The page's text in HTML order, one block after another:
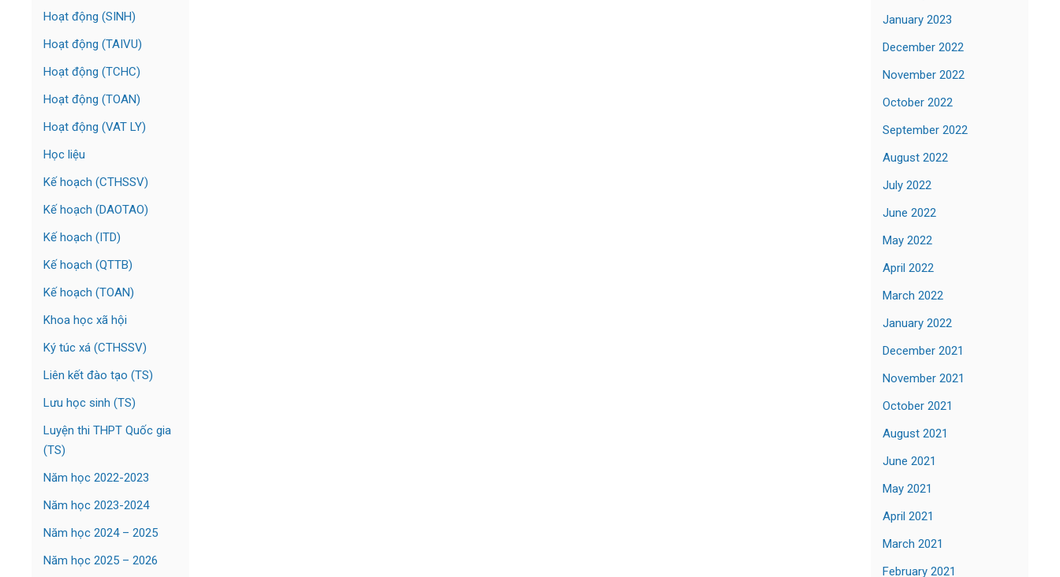
Hoạt động (SINH)
Hoạt động (TAIVU)
Hoạt động (TCHC)
Hoạt động (TOAN)
Hoạt động (VAT LY)
Học liệu
Kế hoạch (CTHSSV)
Kế hoạch (DAOTAO)
Kế hoạch (ITD)
Kế hoạch (QTTB)
Kế hoạch (TOAN)
Khoa học xã hội
Ký túc xá (CTHSSV)
Liên kết đào tạo (TS)
Lưu học sinh (TS)
Luyện thi THPT Quốc gia
(TS)
Năm học 2022-2023
Năm học 2023-2024
Năm học 2024 – 2025
Năm học 2025 – 2026
January 2023
December 2022
November 2022
October 2022
September 2022
August 2022
July 2022
June 2022
May 2022
April 2022
March 2022
January 2022
December 2021
November 2021
October 2021
August 2021
June 2021
May 2021
April 2021
March 2021
February 2021